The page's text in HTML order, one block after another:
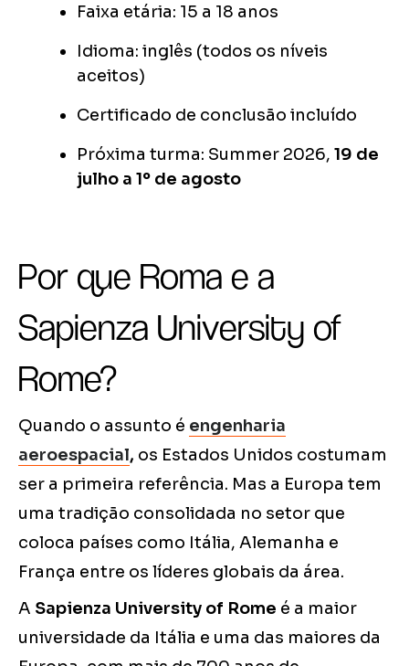
Faixa etária: 15 a 18 anos
Idioma: inglês (todos os níveis
aceitos)
Certificado de conclusão incluído
Próxima turma: Summer 2026, 19 de
julho a 1º de agosto
Por que Roma e a
Sapienza University of
Rome?
Quando o assunto é engenharia
aeroespacial, os Estados Unidos costumam
ser a primeira referência. Mas a Europa tem
uma tradição consolidada no setor que
coloca países como Itália, Alemanha e
França entre os líderes globais da área.
A Sapienza University of Rome é a maior
universidade da Itália e uma das maiores da